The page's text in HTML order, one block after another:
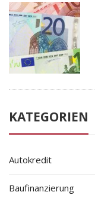
KATEGORIEN
Autokredit
Baufinanzierung